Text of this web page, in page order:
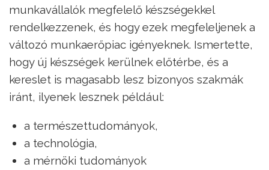
munkavállalók megfelelő készségekkel
rendelkezzenek, és hogy ezek megfeleljenek a
változó munkaerőpiac igényeknek. Ismertette,
hogy új készségek kerülnek előtérbe, és a
kereslet is magasabb lesz bizonyos szakmák
iránt, ilyenek lesznek például:
a természettudományok,
a technológia,
a mérnöki tudományok